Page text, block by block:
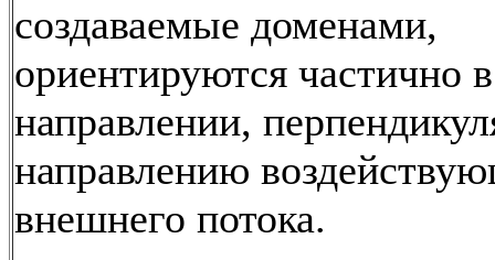
создаваемые доменами,
ориентируются частично
направлении,
направлению
внешнего потока.